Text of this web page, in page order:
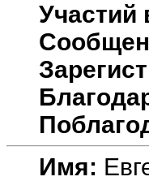
Участий
Имя: